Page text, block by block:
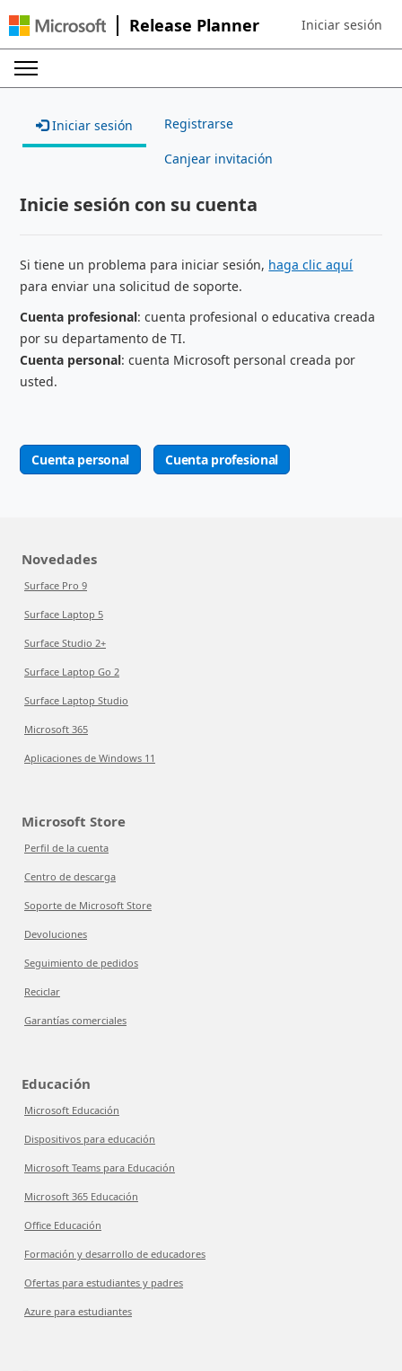
Release Planner Sign in to your
Iniciar sesión
Iniciar sesión Registrarse
Canjear invitación
Inicie sesión con su cuenta
Si tiene un problema para iniciar sesión, haga clic aquí
para enviar una solicitud de soporte.
Cuenta profesional: cuenta profesional o educativa creada
por su departamento de TI.
Cuenta personal: cuenta Microsoft personal creada por
usted.
Cuenta personal Cuenta profesional
Novedades
Surface Pro 9
Surface Laptop 5
Surface Studio 2+
Surface Laptop Go 2
Surface Laptop Studio
Microsoft 365
Aplicaciones de Windows 11
Microsoft Store
Perfil de la cuenta
Centro de descarga
Soporte de Microsoft Store
Devoluciones
Seguimiento de pedidos
Reciclar
Garantías comerciales
Educación
Microsoft Educación
Dispositivos para educación
Microsoft Teams para Educación
Microsoft 365 Educación
Office Educación
Formación y desarrollo de educadores
Ofertas para estudiantes y padres
Azure para estudiantes